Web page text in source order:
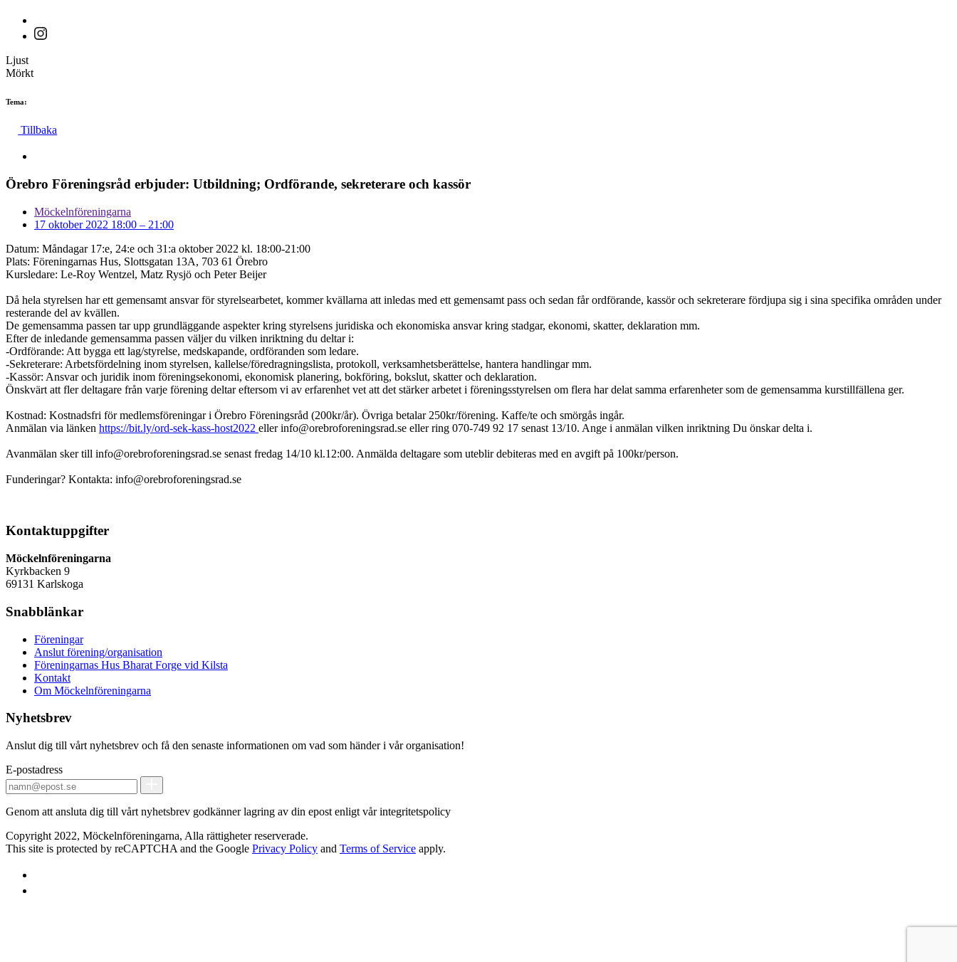
Ljust
Mörkt
Tema:
Tillbaka
Örebro Föreningsråd erbjuder: Utbildning; Ordförande, sekreterare och kassör
Möckelnföreningarna
17 oktober 2022 18:00 – 21:00
Datum: Måndagar 17:e, 24:e och 31:a oktober 2022 kl. 18:00-21:00
Plats: Föreningarnas Hus, Slottsgatan 13A, 703 61 Örebro
Kursledare: Le-Roy Wentzel, Matz Rysjö och Peter Beijer
Då hela styrelsen har ett gemensamt ansvar för styrelsearbetet, kommer kvällarna att inledas med ett gemensamt pass och sedan får ordförande, kassör och sekreterare fördjupa sig i sina specifika områden under
resterande del av kvällen.
De gemensamma passen tar upp grundläggande aspekter kring styrelsens juridiska och ekonomiska ansvar kring stadgar, ekonomi, skatter, deklaration mm.
Efter de inledande gemensamma passen väljer du vilken inriktning du deltar i:
-Ordförande: Att bygga ett lag/styrelse, medskapande, ordföranden som ledare.
-Sekreterare: Arbetsfördelning inom styrelsen, kallelse/föredragningslista, protokoll, verksamhetsberättelse, hantera handlingar mm.
-Kassör: Ansvar och juridik inom föreningsekonomi, ekonomisk planering, bokföring, bokslut, skatter och deklaration.
Önskvärt att fler deltagare från varje förening deltar eftersom vi av erfarenhet vet att det stärker arbetet i föreningsstyrelsen om flera har delat samma erfarenheter som de gemensamma kurstillfällena ger.
Kostnad: Kostnadsfri för medlemsföreningar i Örebro Föreningsråd (200kr/år). Övriga betalar 250kr/förening. Kaffe/te och smörgås ingår.
Anmälan via länken https://bit.ly/ord-sek-kass-host2022 eller info@orebroforeningsrad.se eller ring 070-749 92 17 senast 13/10. Ange i anmälan vilken inriktning Du önskar delta i.
Avanmälan sker till info@orebroforeningsrad.se senast fredag 14/10 kl.12:00. Anmälda deltagare som uteblir debiteras med en avgift på 100kr/person.
Funderingar? Kontakta: info@orebroforeningsrad.se
Kontaktuppgifter
Möckelnföreningarna
Kyrkbacken 9
69131 Karlskoga
Snabblänkar
Föreningar
Anslut förening/organisation
Föreningarnas Hus Bharat Forge vid Kilsta
Kontakt
Om Möckelnföreningarna
Nyhetsbrev
Anslut dig till vårt nyhetsbrev och få den senaste informationen om vad som händer i vår organisation!
E-postadress
Genom att ansluta dig till vårt nyhetsbrev godkänner lagring av din epost enligt vår integritetspolicy
Copyright 2022, Möckelnföreningarna, Alla rättigheter reserverade.
This site is protected by reCAPTCHA and the Google Privacy Policy and Terms of Service apply.